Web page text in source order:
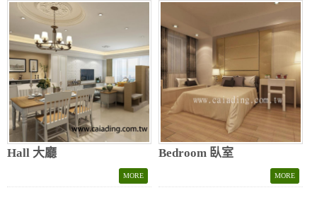
Hall 大廳 Bedroom 臥室